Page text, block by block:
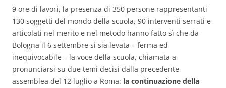
9 ore di lavori, la presenza di 350 persone rappresentanti
130 soggetti del mondo della scuola, 90 interventi serrati e
articolati nel merito e nel metodo hanno fatto sì che da
Bologna il 6 settembre si sia levata – ferma ed
inequivocabile – la voce della scuola, chiamata a
pronunciarsi su due temi decisi dalla precedente
assemblea del 12 luglio a Roma: la continuazione della